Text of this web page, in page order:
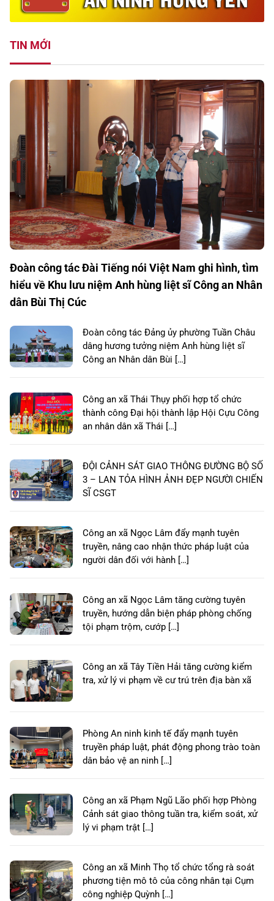
TIN MỚI
Đoàn công tác Đài Tiếng nói Việt Nam ghi hình, tìm
hiểu về Khu lưu niệm Anh hùng liệt sĩ Công an Nhân
dân Bùi Thị Cúc
Đoàn công tác Đảng ủy phường Tuần Châu
dâng hương tưởng niệm Anh hùng liệt sĩ
Công an Nhân dân Bùi […]
Công an xã Thái Thụy phối hợp tổ chức
thành công Đại hội thành lập Hội Cựu Công
an nhân dân xã Thái […]
ĐỘI CẢNH SÁT GIAO THÔNG ĐƯỜNG BỘ SỐ
3 – LAN TỎA HÌNH ẢNH ĐẸP NGƯỜI CHIẾN
SĨ CSGT
Công an xã Ngọc Lâm đẩy mạnh tuyên
truyền, nâng cao nhận thức pháp luật của
người dân đối với hành […]
Công an xã Ngọc Lâm tăng cường tuyên
truyền, hướng dẫn biện pháp phòng chống
tội phạm trộm, cướp […]
Công an xã Tây Tiền Hải tăng cường kiểm
tra, xử lý vi phạm về cư trú trên địa bàn xã
Phòng An ninh kinh tế đẩy mạnh tuyên
truyền pháp luật, phát động phong trào toàn
dân bảo vệ an ninh […]
Công an xã Phạm Ngũ Lão phối hợp Phòng
Cảnh sát giao thông tuần tra, kiểm soát, xử
lý vi phạm trật […]
Công an xã Minh Thọ tổ chức tổng rà soát
phương tiện mô tô của công nhân tại Cụm
công nghiệp Quỳnh […]